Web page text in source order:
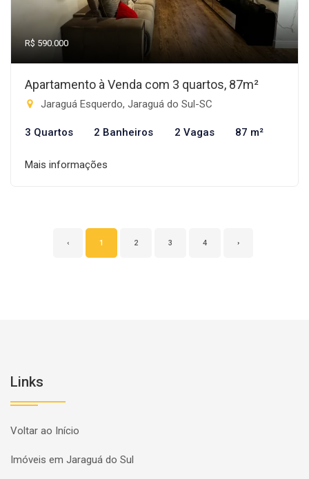
R$ 590.000
Apartamento à Venda com 3 quartos, 87m²
Jaraguá Esquerdo, Jaraguá do Sul-SC
3 Quartos 2 Banheiros 2 Vagas 87 m²
Mais informações
‹ 1 2 3 4 ›
Links
Voltar ao Início
Imóveis em Jaraguá do Sul